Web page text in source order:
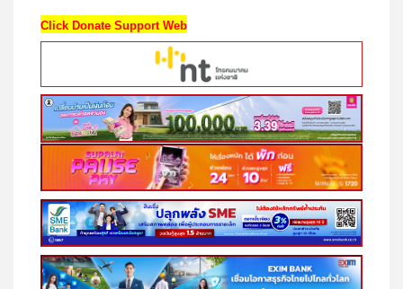
Click Donate Support Web